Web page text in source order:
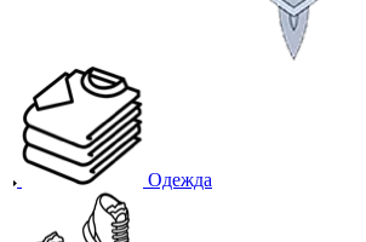
Одежда